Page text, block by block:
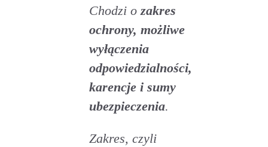
Chodzi ozakres
ochrony, możliwe
wyłączenia
odpowiedzialności,
karencje i sumy
ubezpieczenia.
Zakres, czyli